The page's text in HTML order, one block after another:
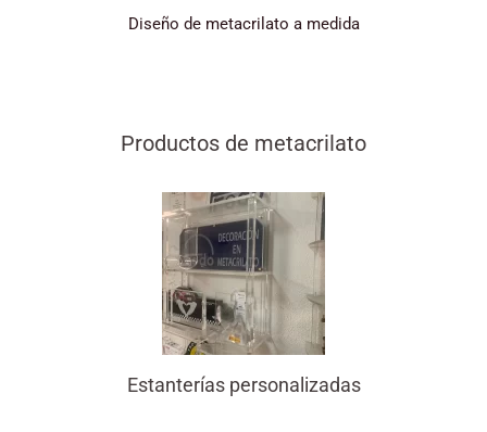
Diseño de metacrilato a medida
Productos de metacrilato
Estanterías personalizadas